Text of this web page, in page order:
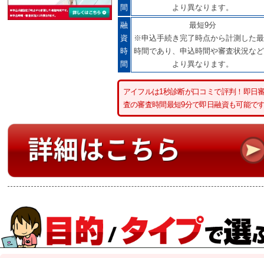
間
より異なります。
融
資
時
間
最短9分
※申込手続き完了時点から計測した
時間であり、申込時間や審査状況な
より異なります。
アイフルは1秒診断が口コミで評判！即日
査の審査時間最短9分で即日融資も可能で